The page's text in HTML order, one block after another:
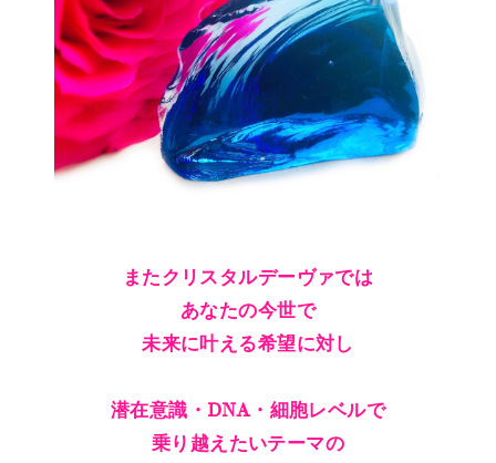
またクリスタルデーヴァでは
あなたの今世で
未来に叶える希望に対し
潜在意識・DNA・細胞レベルで
乗り越えたいテーマの